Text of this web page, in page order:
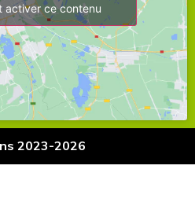
activer ce contenu
2023-2026